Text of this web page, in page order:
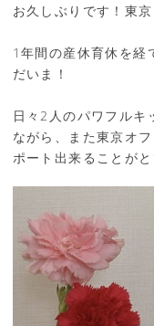
お久しぶりです！東
1年間の産休育休を経
だいま！
日々2人のパワフルキ
ながら、また東京オ
ポート出来ることが